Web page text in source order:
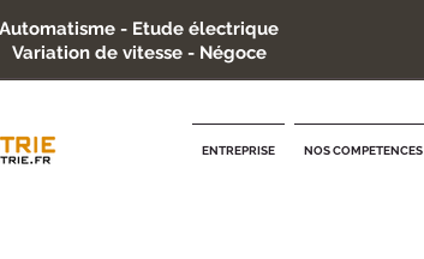
Automatisme - Etude électrique
Variation de vitesse - Négoce
ENTREPRISE NOS COMPETENCES